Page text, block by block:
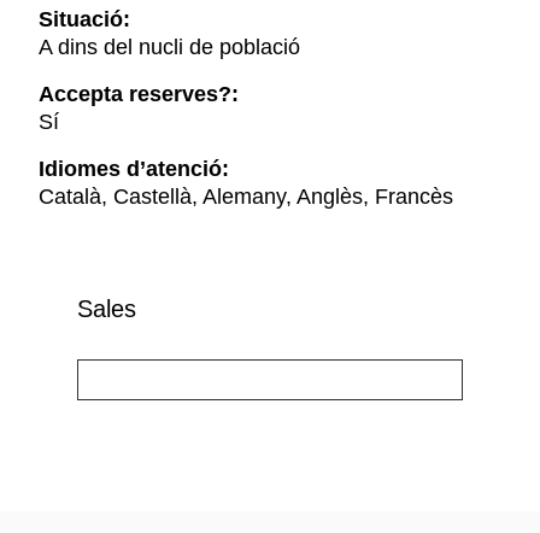
Situació:
A dins del nucli de població
Accepta reserves?:
Sí
Idiomes d’atenció:
Català, Castellà, Alemany, Anglès, Francès
Sales